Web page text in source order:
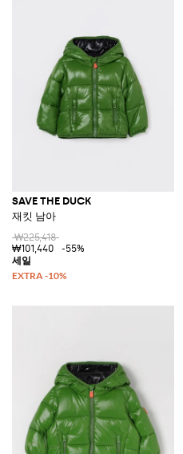
SAVE THE DUCK
재킷 남아
₩225,418
₩101,440
-55%